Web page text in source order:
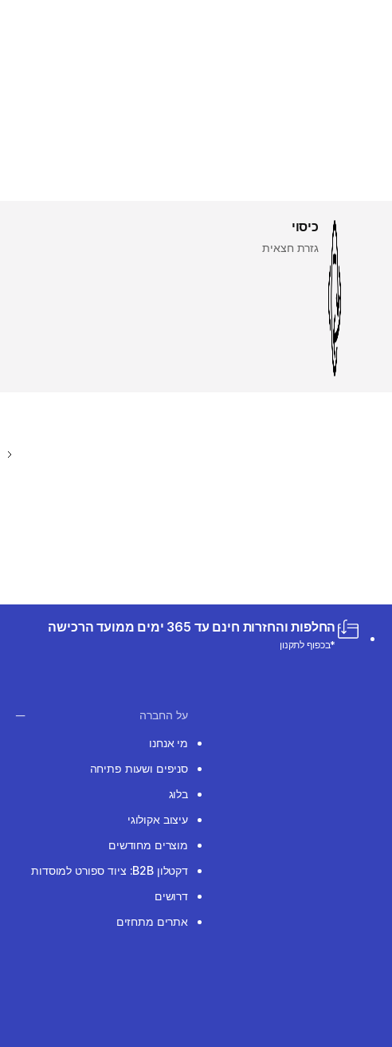
כיסוי
גזרת חצאית
החלפות והחזרות חינם עד 365 ימים ממועד הרכישה
*בכפוף לתקנון
על החברה
מי אנחנו
סניפים ושעות פתיחה
בלוג
עיצוב אקולוגי
מוצרים מחודשים
דקטלון B2B: ציוד ספורט למוסדות
דרושים
אתרים מתחזים